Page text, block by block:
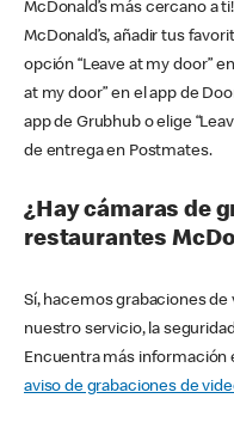
McDonald’s más cercano a
McDonald’s, añadir tus
opción “Leave at my door”
at my door” en el app de
app de Grubhub o elige
de entrega en Postmates.
¿Hay cámaras de
restaurantes
Sí, hacemos grabaciones
nuestro servicio, la
Encuentra más información
aviso de grabaciones de